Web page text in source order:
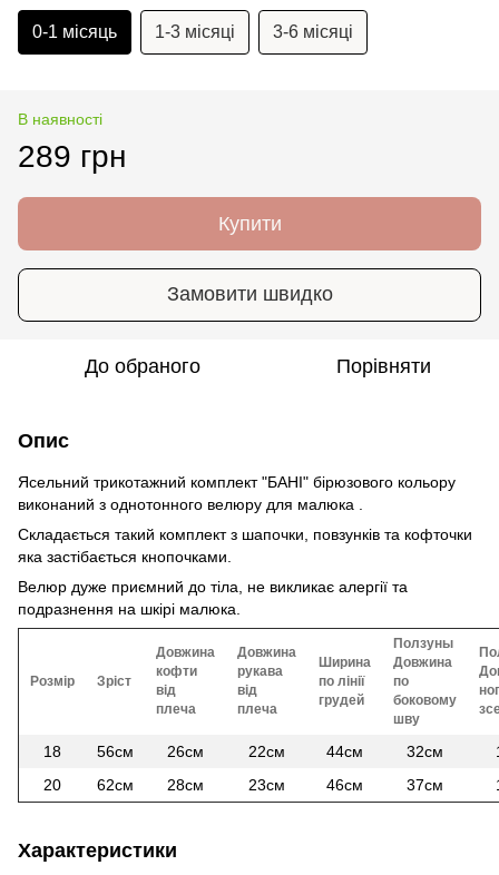
0-1 місяць 1-3 місяці 3-6 місяці
В наявності
289 грн
Купити
Замовити швидко
До обраного Порівняти
Опис
Ясельний трикотажний комплект "БАНІ" бірюзового кольору
виконаний з однотонного велюру для малюка .
Складається такий комплект з шапочки, повзунків та кофточки
яка застібається кнопочками.
Велюр дуже приємний до тіла, не викликає алергії та
подразнення на шкірі малюка.
Розмір Зріст
Довжина
кофти
від
плеча
Довжина
рукава
від
плеча
Ширина
по лінії
грудей
Ползуны
Довжина
по
боковому
шву
18 56см 26см 22см 44см 32см
20
62см 28см 23см 46см 37см
Характеристики